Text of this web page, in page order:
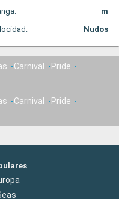
m
Nudos
Carnival
Pride
Carnival
Pride